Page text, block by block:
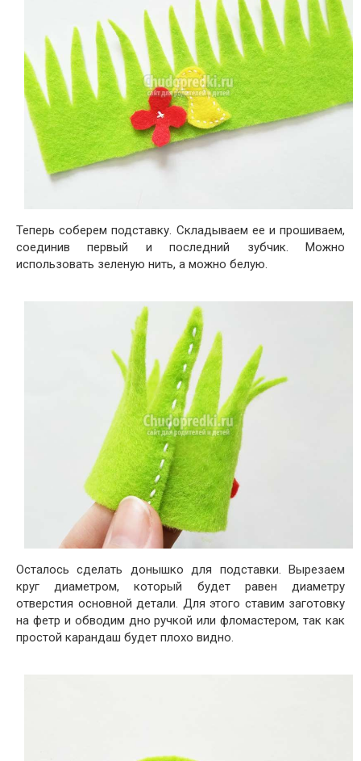
Теперь соберем подставку. Складываем ее и прошиваем,
соединив первый и последний зубчик. Можно
использовать зеленую нить, а можно белую.
Осталось сделать донышко для подставки. Вырезаем
круг диаметром, который будет равен диаметру
отверстия основной детали. Для этого ставим заготовку
на фетр и обводим дно ручкой или фломастером, так как
простой карандаш будет плохо видно.